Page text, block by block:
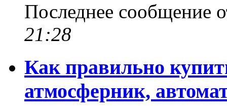
Последнее сообщение
21:28
Как правильно
атмосферник,